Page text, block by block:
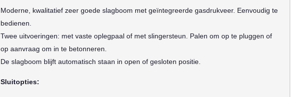
Moderne, kwalitatief zeer goede slagboom met geïntegreerde gasdrukveer. Eenvoudig te
bedienen.
Twee uitvoeringen: met vaste oplegpaal of met slingersteun. Palen om op te pluggen of
op aanvraag om in te betonneren.
De slagboom blijft automatisch staan in open of gesloten positie.
Sluitopties: